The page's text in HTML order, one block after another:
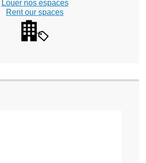
Louer nos espaces
Rent our spaces